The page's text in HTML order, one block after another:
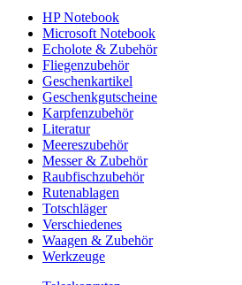
HP Notebook
Microsoft Notebook
Echolote & Zubehör
Fliegenzubehör
Geschenkartikel
Geschenkgutscheine
Karpfenzubehör
Literatur
Meereszubehör
Messer & Zubehör
Raubfischzubehör
Rutenablagen
Totschläger
Verschiedenes
Waagen & Zubehör
Werkzeuge